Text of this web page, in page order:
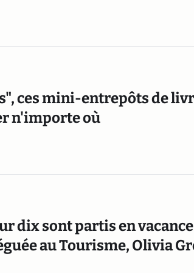
ces mini-entrepôts de
n'importe où
dix sont partis en
au Tourisme, Olivia